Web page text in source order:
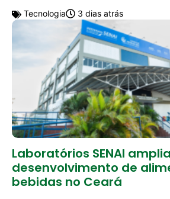
Tecnologia 3 dias atrás
Laboratórios SENAI
desenvolvimento de
bebidas no Ceará